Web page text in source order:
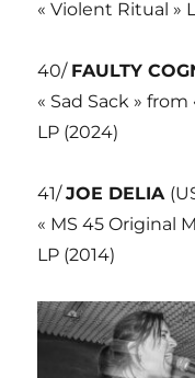
« Violent Ritual »
40/ FAULTY
« Sad Sack »
LP (2024)
41/JOE DELIA
« MS 45 Original
LP (2014)